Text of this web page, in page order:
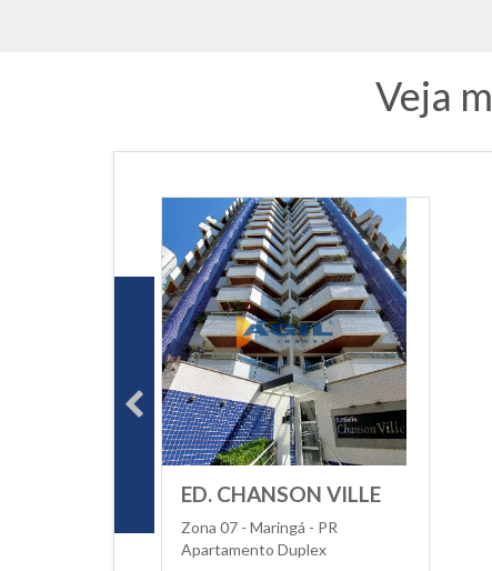
Veja
ED. CHANSON VILLE
Zona 07 - Maringá - PR
Apartamento Duplex